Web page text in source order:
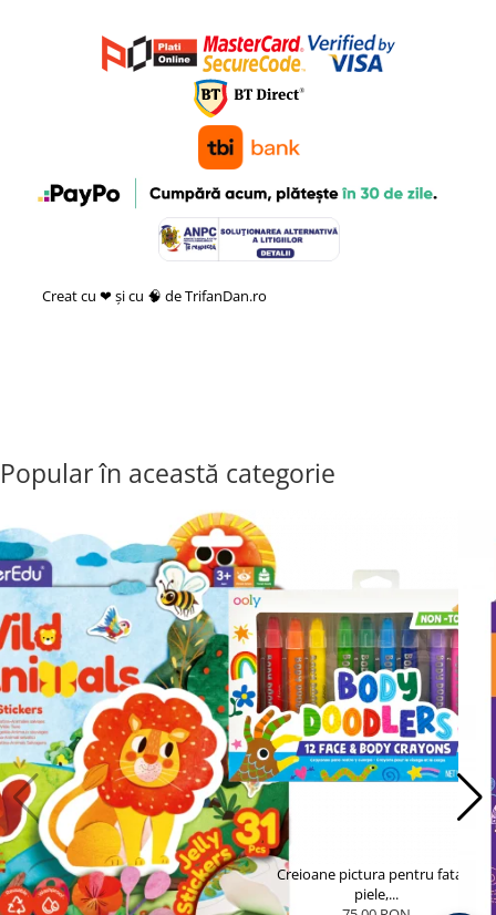
Creat cu ❤ și cu 🧠 de TrifanDan.ro
Popular în această categorie
Creioane pictura pentru fata si
piele,...